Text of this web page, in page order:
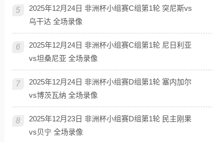
5
2025年12月24日 非洲杯小组赛C组第1轮 突尼斯vs
乌干达 全场录像
6
2025年12月24日 非洲杯小组赛C组第1轮 尼日利亚
vs坦桑尼亚 全场录像
7
2025年12月24日 非洲杯小组赛D组第1轮 塞内加尔
vs博茨瓦纳 全场录像
8
2025年12月23日 非洲杯小组赛D组第1轮 民主刚果
vs贝宁 全场录像